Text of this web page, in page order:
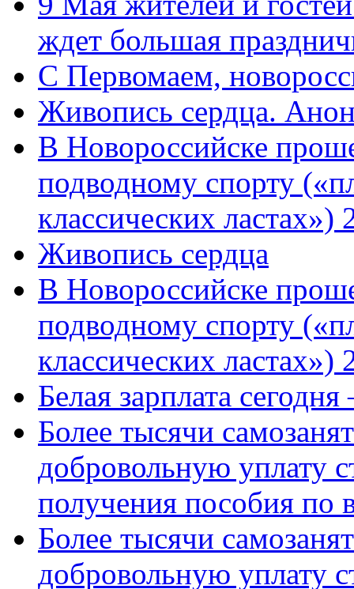
ждет большая
C Первомаем,
Живопись сердца.
В Новороссийске
подводному спорту
классических
Живопись сердца
В Новороссийске
подводному спорту
классических ластах»)
Белая зарплата
Более тысячи
добровольную уплату
получения пособия по
Более тысячи
добровольную уплату